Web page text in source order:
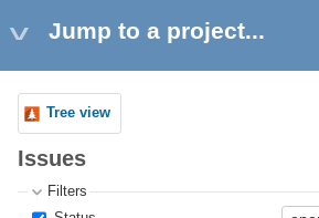
Jump to a project...
Tree view
Issues
Filters